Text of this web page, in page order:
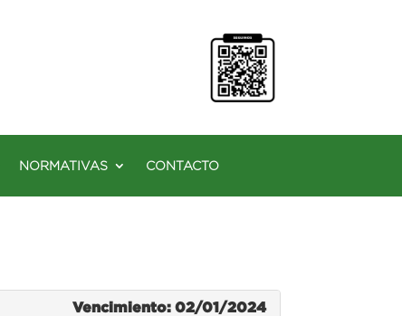
NORMATIVAS CONTACTO
Vencimiento: 02/01/2024